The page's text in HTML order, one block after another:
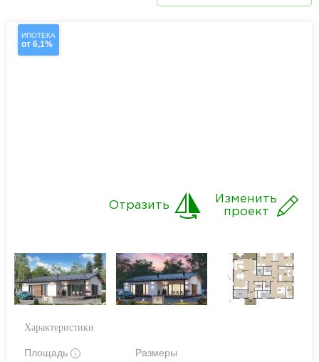
ИПОТЕКА
от 6,1%
Изменить
проект
Отразить
Характеристики
Площадь i Размеры